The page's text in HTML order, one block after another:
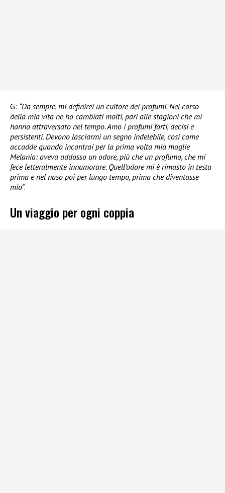
G: “Da sempre, mi definirei un cultore dei profumi. Nel corso
della mia vita ne ho cambiati molti, pari alle stagioni che mi
hanno attraversato nel tempo. Amo i profumi forti, decisi e
persistenti. Devono lasciarmi un segno indelebile, così come
accadde quando incontrai per la prima volta mia moglie
Melania: aveva addosso un odore, più che un profumo, che mi
fece letteralmente innamorare. Quell’odore mi è rimasto in testa
prima e nel naso poi per lungo tempo, prima che diventasse
mio”.
Un viaggio per ogni coppia